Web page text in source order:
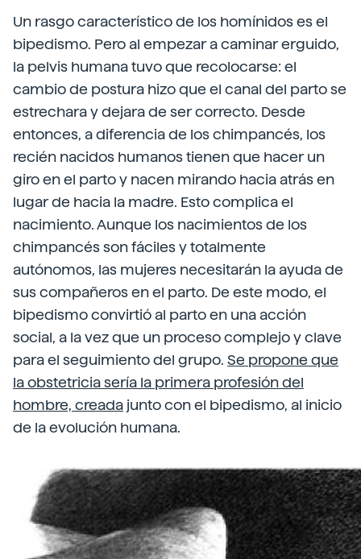
Un rasgo característico de los homínidos es el
bipedismo. Pero al empezar a caminar erguido,
la pelvis humana tuvo que recolocarse: el
cambio de postura hizo que el canal del parto se
estrechara y dejara de ser correcto. Desde
entonces, a diferencia de los chimpancés, los
recién nacidos humanos tienen que hacer un
giro en el parto y nacen mirando hacia atrás en
lugar de hacia la madre. Esto complica el
nacimiento. Aunque los nacimientos de los
chimpancés son fáciles y totalmente
autónomos, las mujeres necesitarán la ayuda de
sus compañeros en el parto. De este modo, el
bipedismo convirtió al parto en una acción
social, a la vez que un proceso complejo y clave
para el seguimiento del grupo. Se propone que
la obstetricia sería la primera profesión del
hombre, creada junto con el bipedismo, al inicio
de la evolución humana.